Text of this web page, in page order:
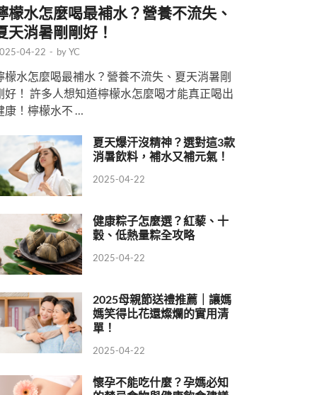
檬水怎麼喝最補水？營養不流失、
天消暑剛剛好！
04-22 - byYC
檬水怎麼喝最補水？營養不流失、夏天消暑剛
好！ 許多人想知道檸檬水怎麼喝才能真正喝出
康！檸檬水不 …
夏天爆汗沒精神？選對這3款
消暑飲料，補水又補元氣！
2025-04-22
健康粽子怎麼選？紅藜、十
穀、低熱量粽全攻略
2025-04-22
2025母親節送禮推薦｜讓媽
媽笑得比花還燦爛的實用清
單！
2025-04-22
懷孕不能吃什麼？孕媽必知